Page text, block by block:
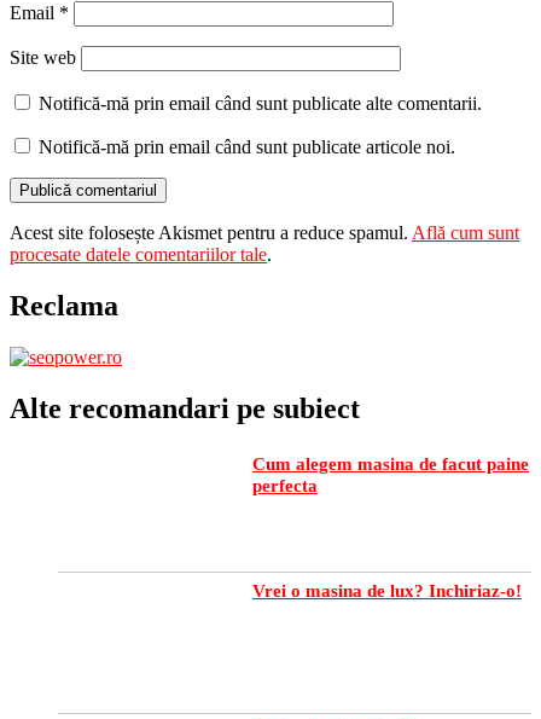
Email *
Site web
Notifică-mă prin email când sunt publicate alte comentarii.
Notifică-mă prin email când sunt publicate articole noi.
Acest site folosește Akismet pentru a reduce spamul. Află cum sunt
procesate datele comentariilor tale.
Reclama
Alte recomandari pe subiect
Cum alegem masina de facut paine
perfecta
Vrei o masina de lux? Inchiriaz-o!